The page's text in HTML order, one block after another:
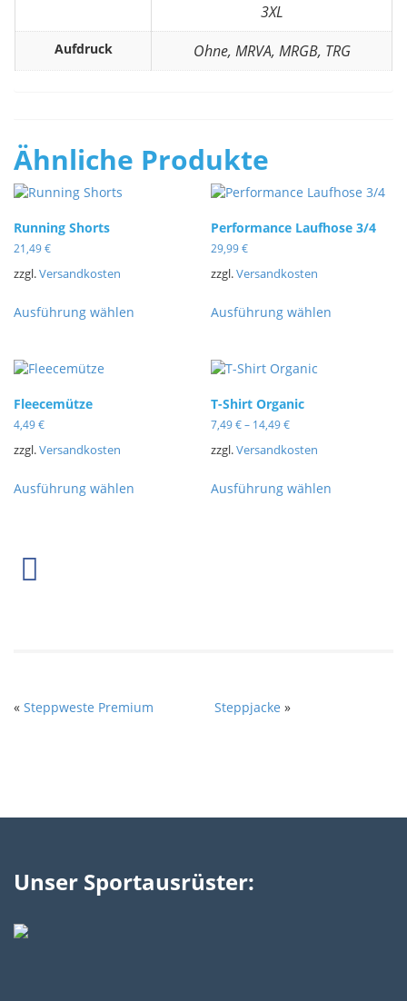
3XL
Aufdruck Ohne, MRVA, MRGB, TRG
Ähnliche Produkte
Running Shorts
21,49€
zzgl.Versandkosten
Ausführung wählen
Performance Laufhose 3/4
29,99€
zzgl.Versandkosten
Ausführung wählen
Fleecemütze
4,49€
zzgl.Versandkosten
Ausführung wählen
T-Shirt Organic
7,49€– 14,49€
zzgl.Versandkosten
Ausführung wählen
« Steppweste Premium Steppjacke »
Unser Sportausrüster: